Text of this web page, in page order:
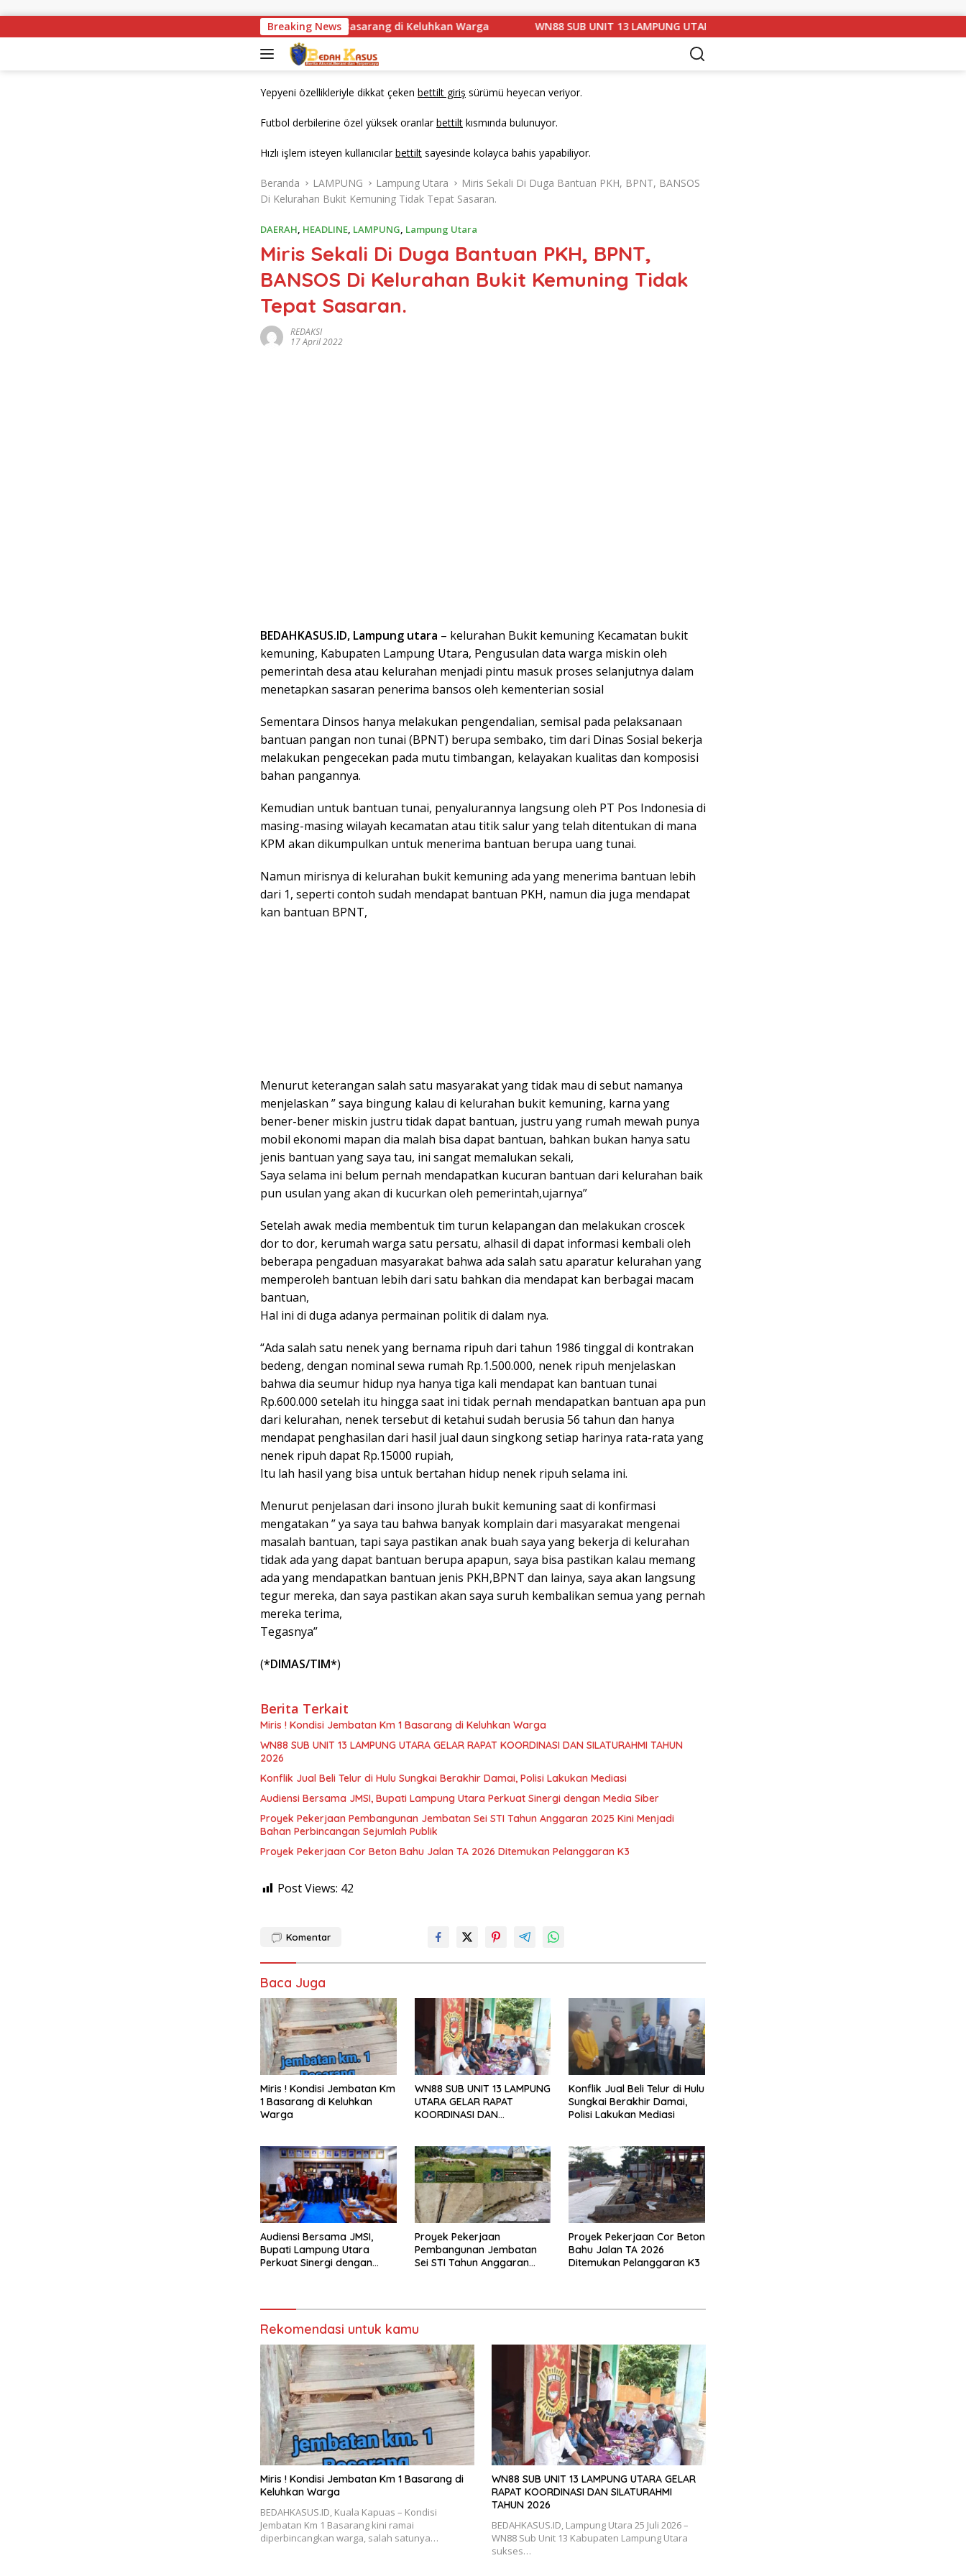
Breaking News
Miris ! Kondisi Jembatan Km 1 Basarang di Keluhkan Warga WN88 SUB UNIT 13 LAMPUNG UTARA GELAR RAPAT KOORDINASI DAN SILATURAHMI TAHUN 2026
Yepyeni özellikleriyle dikkat çeken bettilt giriş sürümü heyecan veriyor.
Futbol derbilerine özel yüksek oranlarbettilt kısmında bulunuyor.
Hızlı işlem isteyen kullanıcılarbettilt sayesinde kolayca bahis yapabiliyor.
Beranda LAMPUNG Lampung Utara
Miris Sekali Di Duga Bantuan PKH, BPNT, BANSOS
Di Kelurahan Bukit Kemuning Tidak Tepat Sasaran.
DAERAH, HEADLINE, LAMPUNG, Lampung Utara
Miris Sekali Di Duga Bantuan PKH, BPNT,
BANSOS Di Kelurahan Bukit Kemuning Tidak
Tepat Sasaran.
REDAKSI
17 April 2022
BEDAHKASUS.ID, Lampung utara – kelurahan Bukit kemuning Kecamatan bukit
kemuning, Kabupaten Lampung Utara, Pengusulan data warga miskin oleh
pemerintah desa atau kelurahan menjadi pintu masuk proses selanjutnya dalam
menetapkan sasaran penerima bansos oleh kementerian sosial
Sementara Dinsos hanya melakukan pengendalian, semisal pada pelaksanaan
bantuan pangan non tunai (BPNT) berupa sembako, tim dari Dinas Sosial bekerja
melakukan pengecekan pada mutu timbangan, kelayakan kualitas dan komposisi
bahan pangannya.
Kemudian untuk bantuan tunai, penyalurannya langsung oleh PT Pos Indonesia di
masing-masing wilayah kecamatan atau titik salur yang telah ditentukan di mana
KPM akan dikumpulkan untuk menerima bantuan berupa uang tunai.
Namun mirisnya di kelurahan bukit kemuning ada yang menerima bantuan lebih
dari 1, seperti contoh sudah mendapat bantuan PKH, namun dia juga mendapat
kan bantuan BPNT,
Menurut keterangan salah satu masyarakat yang tidak mau di sebut namanya
menjelaskan ” saya bingung kalau di kelurahan bukit kemuning, karna yang
bener-bener miskin justru tidak dapat bantuan, justru yang rumah mewah punya
mobil ekonomi mapan dia malah bisa dapat bantuan, bahkan bukan hanya satu
jenis bantuan yang saya tau, ini sangat memalukan sekali,
Saya selama ini belum pernah mendapatkan kucuran bantuan dari kelurahan baik
pun usulan yang akan di kucurkan oleh pemerintah,ujarnya”
Setelah awak media membentuk tim turun kelapangan dan melakukan croscek
dor to dor, kerumah warga satu persatu, alhasil di dapat informasi kembali oleh
beberapa pengaduan masyarakat bahwa ada salah satu aparatur kelurahan yang
memperoleh bantuan lebih dari satu bahkan dia mendapat kan berbagai macam
bantuan,
Hal ini di duga adanya permainan politik di dalam nya.
“Ada salah satu nenek yang bernama ripuh dari tahun 1986 tinggal di kontrakan
bedeng, dengan nominal sewa rumah Rp.1.500.000, nenek ripuh menjelaskan
bahwa dia seumur hidup nya hanya tiga kali mendapat kan bantuan tunai
Rp.600.000 setelah itu hingga saat ini tidak pernah mendapatkan bantuan apa pun
dari kelurahan, nenek tersebut di ketahui sudah berusia 56 tahun dan hanya
mendapat penghasilan dari hasil jual daun singkong setiap harinya rata-rata yang
nenek ripuh dapat Rp.15000 rupiah,
Itu lah hasil yang bisa untuk bertahan hidup nenek ripuh selama ini.
Menurut penjelasan dari insono jlurah bukit kemuning saat di konfirmasi
mengatakan ” ya saya tau bahwa banyak komplain dari masyarakat mengenai
masalah bantuan, tapi saya pastikan anak buah saya yang bekerja di kelurahan
tidak ada yang dapat bantuan berupa apapun, saya bisa pastikan kalau memang
ada yang mendapatkan bantuan jenis PKH,BPNT dan lainya, saya akan langsung
tegur mereka, dan saya pastikan akan saya suruh kembalikan semua yang pernah
mereka terima,
Tegasnya”
(*DIMAS/TIM*)
Berita Terkait
Miris ! Kondisi Jembatan Km 1 Basarang di Keluhkan Warga
WN88 SUB UNIT 13 LAMPUNG UTARA GELAR RAPAT KOORDINASI DAN SILATURAHMI TAHUN
2026
Konflik Jual Beli Telur di Hulu Sungkai Berakhir Damai, Polisi Lakukan Mediasi
Audiensi Bersama JMSI, Bupati Lampung Utara Perkuat Sinergi dengan Media Siber
Proyek Pekerjaan Pembangunan Jembatan Sei STI Tahun Anggaran 2025 Kini Menjadi
Bahan Perbincangan Sejumlah Publik
Proyek Pekerjaan Cor Beton Bahu Jalan TA 2026 Ditemukan Pelanggaran K3
Post Views: 42
Komentar
Baca Juga
Miris ! Kondisi Jembatan Km
1 Basarang di Keluhkan
Warga
WN88 SUB UNIT 13 LAMPUNG
UTARA GELAR RAPAT
KOORDINASI DAN
Konflik Jual Beli Telur di Hulu
Sungkai Berakhir Damai,
Polisi Lakukan Mediasi
Audiensi Bersama JMSI,
Bupati Lampung Utara
Perkuat Sinergi dengan
Proyek Pekerjaan
Pembangunan Jembatan
Sei STI Tahun Anggaran
Proyek Pekerjaan Cor Beton
Bahu Jalan TA 2026
Ditemukan Pelanggaran K3
Rekomendasi untuk kamu
Miris ! Kondisi Jembatan Km 1 Basarang di
Keluhkan Warga
BEDAHKASUS.ID, Kuala Kapuas – Kondisi
Jembatan Km 1 Basarang kini ramai
diperbincangkan warga, salah satunya…
WN88 SUB UNIT 13 LAMPUNG UTARA GELAR
RAPAT KOORDINASI DAN SILATURAHMI
TAHUN 2026
BEDAHKASUS.ID, Lampung Utara 25 Juli 2026 –
WN88 Sub Unit 13 Kabupaten Lampung Utara
sukses…